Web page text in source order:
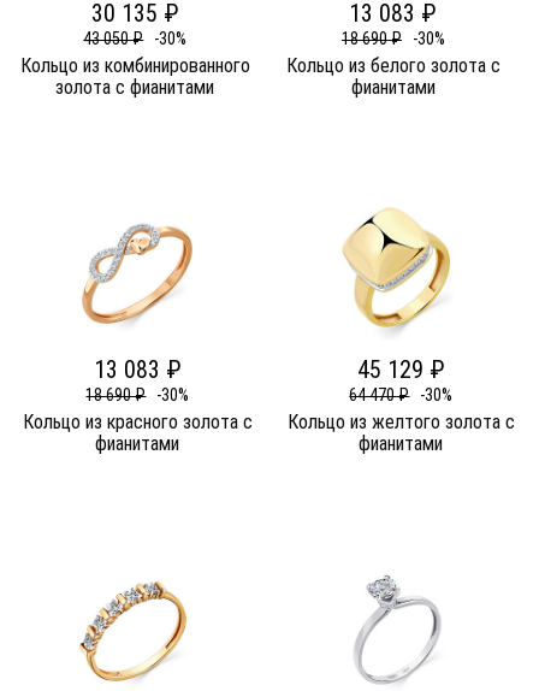
30 135 ₽
43 050 ₽ -30%
Кольцо из комбинированного
золота c фианитами
13 083 ₽
18 690 ₽ -30%
Кольцо из белого золота c
фианитами
13 083 ₽
18 690 ₽ -30%
Кольцо из красного золота c
фианитами
45 129 ₽
64 470 ₽ -30%
Кольцо из желтого золота c
фианитами